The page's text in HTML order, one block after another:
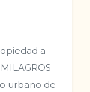
a
urbano de